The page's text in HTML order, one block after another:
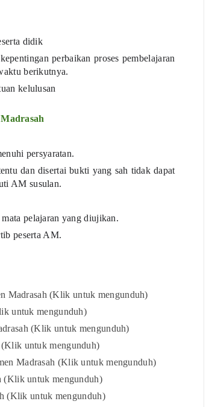
didik
perbaikan proses pembelajaran
berikutnya.
kelulusan
persyaratan.
dan disertai bukti yang sah tidak dapat
AM susulan.
pelajaran yang diujikan.
peserta AM.
Madrasah (Klik untuk mengunduh)
untuk mengunduh)
(Klik untuk mengunduh)
(Klik untuk mengunduh)
Madrasah (Klik untuk mengunduh)
(Klik untuk mengunduh)
(Klik untuk mengunduh)